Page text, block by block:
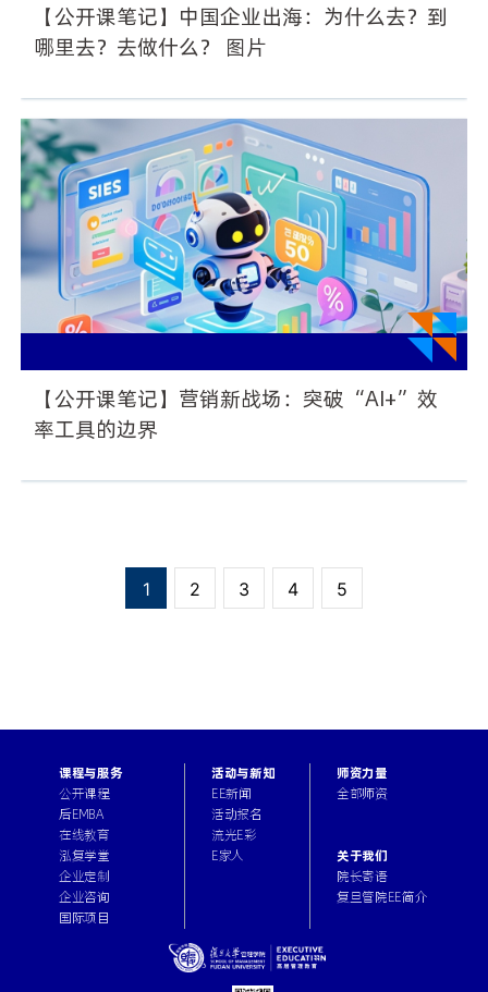
【公开课笔记】中国企业出海：为什么去？到
哪里去？去做什么？ 图片
【公开课笔记】营销新战场：突破“AI+”效
率工具的边界
1 2 3 4 5
课程与服务
公开课程
后EMBA
在线教育
泓复学堂
企业定制
企业咨询
国际项目
活动与新知
EE新闻
活动报名
流光E彩
E家人
师资力量
全部师资
关于我们
院长寄语
复旦管院EE简介